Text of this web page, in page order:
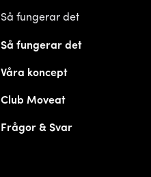
Så fungerar det
Så fungerar det
Våra koncept
Club Moveat
Frågor & Svar